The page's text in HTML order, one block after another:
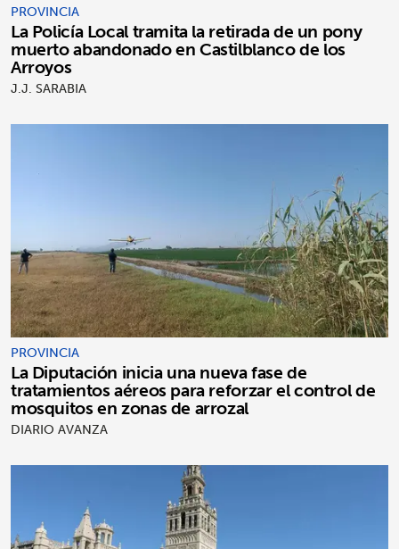
PROVINCIA
La Policía Local tramita la retirada de un pony
muerto abandonado en Castilblanco de los
Arroyos
J.J. SARABIA
PROVINCIA
La Diputación inicia una nueva fase de
tratamientos aéreos para reforzar el control de
mosquitos en zonas de arrozal
DIARIO AVANZA